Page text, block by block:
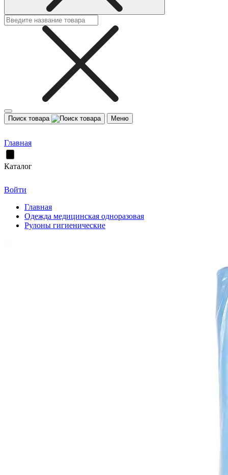
Поиск товара Меню
Главная
Каталог
Войти
Главная
Одежда медицинская одноразовая
Рулоны гигиенические